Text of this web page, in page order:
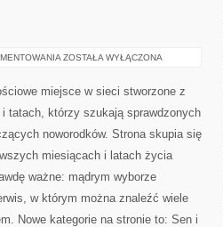
PODRÓŻE
ZOSTAŁA WYŁĄCZONA
miejsce w sieci stworzone z
tatach, którzy szukają sprawdzonych
noworodków. Strona skupia się
miesiącach i latach życia
ważne: mądrym wyborze
w którym można znaleźć wiele
Nowe kategorie na stronie to: Sen i